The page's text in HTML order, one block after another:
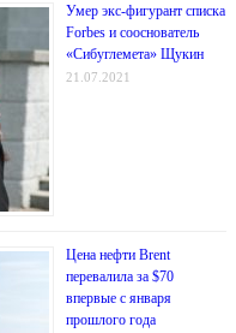
Умер экс-фигурант списка
Forbes и сооснователь
«Сибуглемета» Щукин
21.07.2021
Цена нефти Brent
перевалила за $70
впервые с января
прошлого года